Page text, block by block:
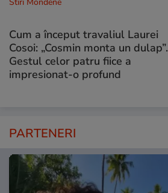
Cum a început travaliul Laurei
Cosoi: „Cosmin monta un dulap”.
Gestul celor patru fiice a
impresionat-o profund
PARTENERI